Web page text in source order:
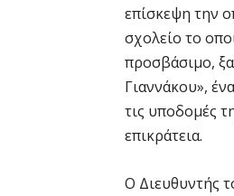
επίσκεψη την
σχολείο το
προσβάσιμο,
Γιαννάκου»,
τις υποδομές
επικράτεια.
Ο Διευθυντής